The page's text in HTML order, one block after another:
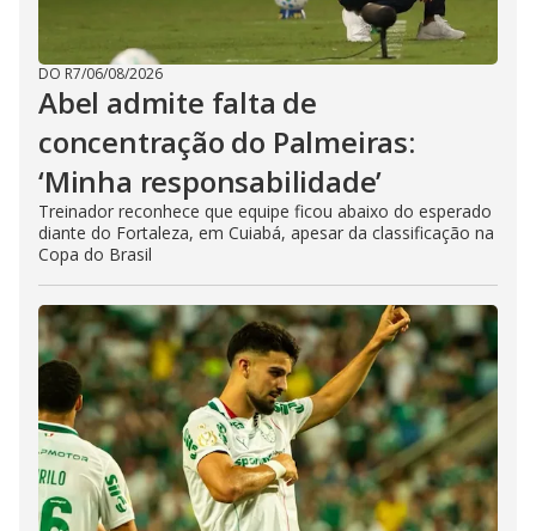
DO R7/06/08/2026
Abel admite falta de
concentração do Palmeiras:
‘Minha responsabilidade’
Treinador reconhece que equipe ficou abaixo do esperado
diante do Fortaleza, em Cuiabá, apesar da classificação na
Copa do Brasil